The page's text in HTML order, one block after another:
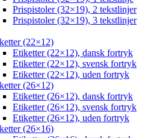
Prispistoler (32×19), 2 tekstlinjer
Prispistoler (32×19), 3 tekstlinjer
(22×12)
Etiketter (22×12), dansk fortryk
Etiketter (22×12), svensk fortryk
Etiketter (22×12), uden fortryk
(26×12)
Etiketter (26×12), dansk fortryk
Etiketter (26×12), svensk fortryk
Etiketter (26×12), uden fortryk
(26×16)